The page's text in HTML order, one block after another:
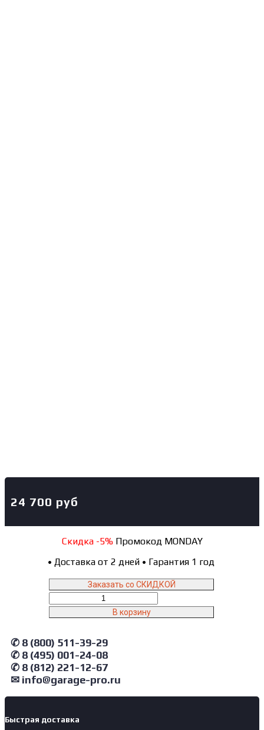
24 700 руб
Скидка -5%Промокод MONDAY
• Доставка от 2 дней • Гарантия 1 год
Заказать со СКИДКОЙ
товара
2379B
Установка
для
сбора
масла
пневматическая,
65
синяя
В корзину
✆ 8 (800) 511-39-29
✆ 8 (495) 001-24-08
✆ 8 (812) 221-12-67
✉ info@garage-pro.ru
Быстрая доставка